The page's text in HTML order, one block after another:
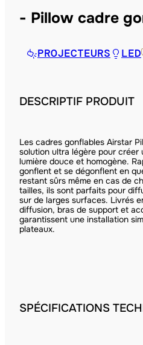
Pillow cadre
PROJECTEURS LED
DESCRIPTIF PRODUIT
Les cadres gonflables Airstar
solution ultra légère pour créer
lumière douce et homogène.
gonflent et se dégonflent en
restant sûrs même en cas de
tailles, ils sont parfaits pour
sur de larges surfaces. Livrés
diffusion, bras de support et
garantissent une installation
plateaux.
SPÉCIFICATIONS